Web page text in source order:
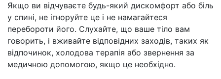
Якщо ви відчуваєте будь-який дискомфорт або біль
у спині, не ігноруйте це і не намагайтеся
перебороти його. Слухайте, що ваше тіло вам
говорить, і вживайте відповідних заходів, таких як
відпочинок, холодова терапія або звернення за
медичною допомогою, якщо це необхідно.